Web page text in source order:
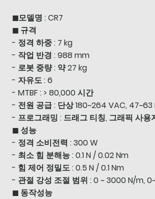
◼모델명 : CR7
◼ 규격
- 정격 하중 : 7 kg
- 작업 반경 : 988 mm
- 로봇 중량 : 약 27 kg
- 자유도 : 6
- MTBF : > 80,000 시간
- 전원 공급 : 단상 180~264 VAC,
- 프로그래밍 : 드래그 티칭, 그래픽 사용
◼ 성능
- 정격 소비전력 : 300 W
- 최소 힘 분해능 : 0.1 N / 0.02 Nm
- 힘 제어 정밀도 : 0.5 N / 0.1 Nm
- 관절 강성 조절 범위 : 0 ~ 3000 N/m,
◼ 동작성능